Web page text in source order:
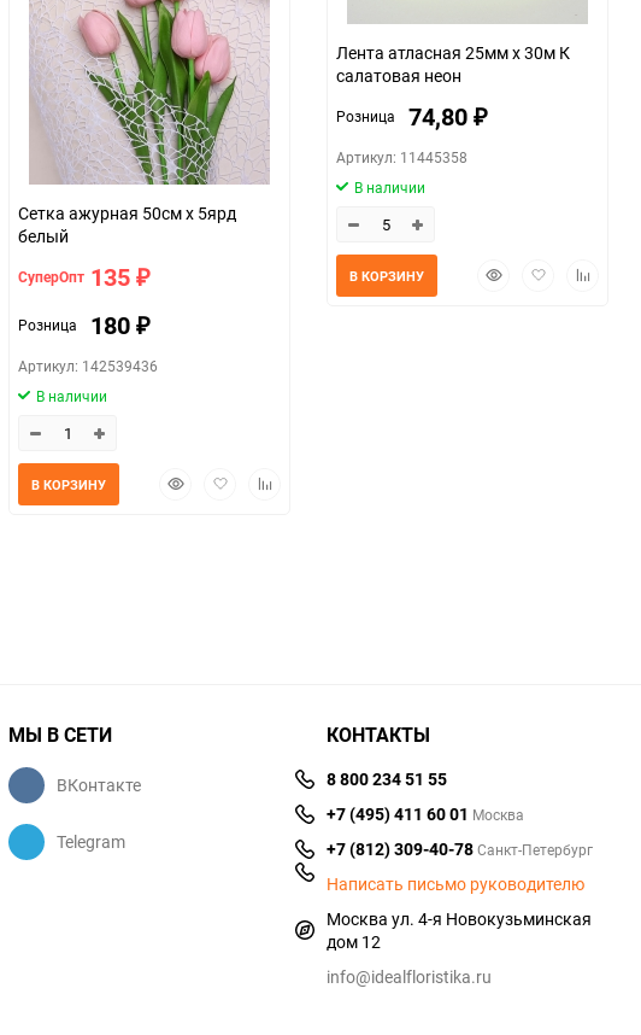
Сетка ажурная 50см х 5ярд
белый
СуперОпт 135 ₽
Розница 180 ₽
Артикул: 142539436
В наличии
БыстрыйДобавитьДобавить
В КОРЗИНУ
Лента атласная 25мм х 30м К
салатовая неон
Розница 74,80 ₽
Артикул: 11445358
В наличии
БыстрыйДобавить
В КОРЗИНУ
МЫ В СЕТИ
ВКонтакте
Telegram
КОНТАКТЫ
8 800 234 51 55
+7 (495) 411 60 01 Москва
+7 (812) 309-40-78Санкт-Петербург
Написать письмо руководителю
Москва ул. 4-я Новокузьминская
дом 12
info@idealfloristika.ru